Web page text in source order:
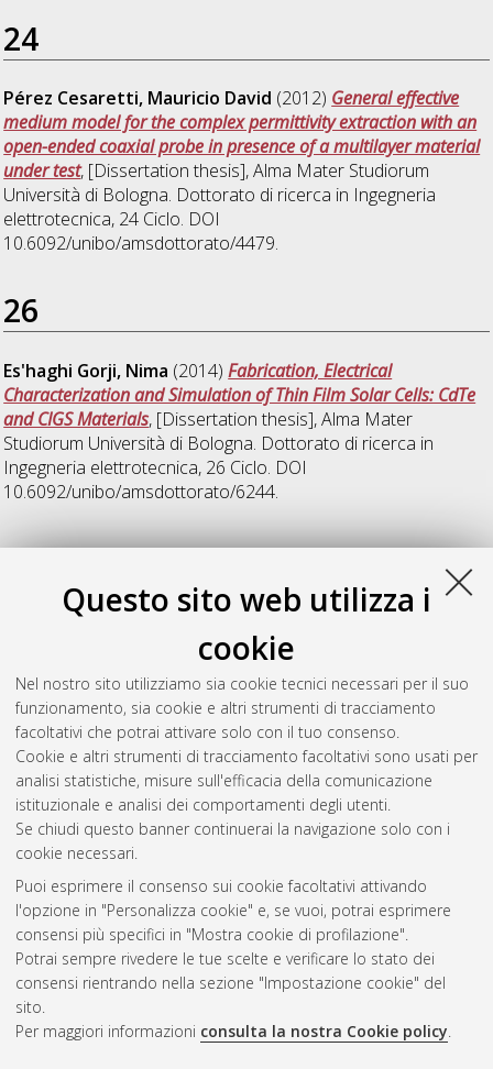
Questo sito web utilizza i
cookie
Nel nostro sito utilizziamo sia cookie tecnici necessari per il suo
funzionamento, sia cookie e altri strumenti di tracciamento
facoltativi che potrai attivare solo con il tuo consenso.
Cookie e altri strumenti di tracciamento facoltativi sono usati per
analisi statistiche, misure sull'efficacia della comunicazione
istituzionale e analisi dei comportamenti degli utenti.
Se chiudi questo banner continuerai la navigazione solo con i
cookie necessari.
Puoi esprimere il consenso sui cookie facoltativi attivando
l'opzione in "Personalizza cookie" e, se vuoi, potrai esprimere
consensi più specifici in "Mostra cookie di profilazione".
Potrai sempre rivedere le tue scelte e verificare lo stato dei
consensi rientrando nella sezione "Impostazione cookie" del
sito.
Per maggiori informazioni consulta la nostra Cookie policy.
24
Pérez Cesaretti, Mauricio David (2012) General effective
medium model for the complex permittivity extraction with an
open-ended coaxial probe in presence of a multilayer material
under test, [Dissertation thesis], Alma Mater Studiorum
Università di Bologna. Dottorato di ricerca in Ingegneria
elettrotecnica, 24 Ciclo. DOI
10.6092/unibo/amsdottorato/4479.
26
Es'haghi Gorji, Nima (2014)Fabrication, Electrical
Characterization and Simulation of Thin Film Solar Cells: CdTe
and CIGS Materials, [Dissertation thesis], Alma Mater
Studiorum Università di Bologna. Dottorato di ricerca in
Ingegneria elettrotecnica, 26 Ciclo. DOI
10.6092/unibo/amsdottorato/6244.
27
Puccetti, Giovanni(2015)Sviluppi del trasferimento di
energia elettrica mediante risonatori piani a spirale
[Dissertation thesis], Alma Mater Studiorum Università di
Bologna. Dottorato di ricerca inIngegneria elettrotecnica, 27
Ciclo. DOI 10.6092/unibo/amsdottorato/7115.
Questa lista e' stata generata il Wed Aug 5 20:47:24 2026
Atom
Rss 1.0
Rss 2.0
ISSN: 2038-7946